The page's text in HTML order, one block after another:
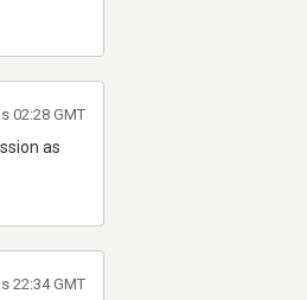
as
02:28 GMT
22:34 GMT